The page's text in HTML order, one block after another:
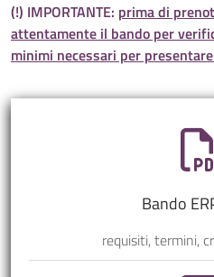
(!) IMPORTANTE: prima di
attentamente il bando per
minimi necessari per
Bando
requisiti, termini,